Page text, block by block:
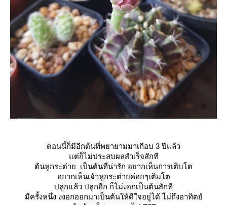
ตอนนี้ก็มีอีกต้นที่พยายามมาเกือบ 3 ปีแล้ว
ต่ก็ไม่ประสบผลสำเร็จสักที
ต้นหูกระต่าย เป็นต้นที่น่ารัก อยากเห็นการเติบโต
อยากเห็นเจ้าหูกระต่ายค่อยๆเติมโต
ปลูกแล้ว ปลูกอีก ก็ไม่งอกเป็นต้นสักที
มีครั้งหนึ่ง งงอกออกมาเป็นต้นให้ดีใจอยู่ได้ ไม่ถึงอาทิตย์